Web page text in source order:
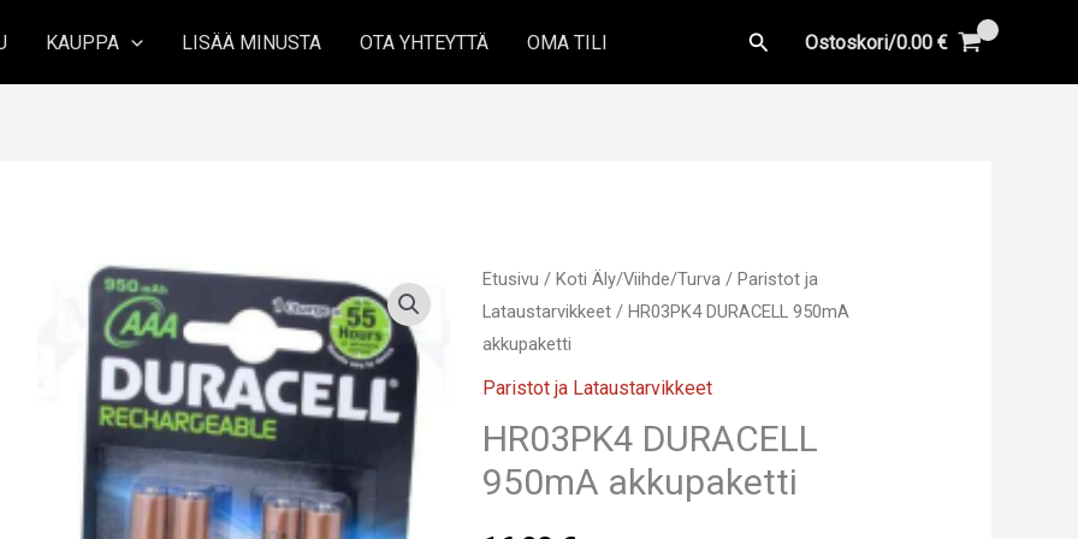
KAUPPA LISÄÄ MINUSTA OTA YHTEYTTÄ OMA TILI Hae Ostoskori/0.00 €
Etusivu / Koti Äly/Viihde/Turva / Paristot ja
Lataustarvikkeet / HR03PK4 DURACELL 950mA
akkupaketti
Paristot ja Lataustarvikkeet
HR03PK4 DURACELL
950mA akkupaketti